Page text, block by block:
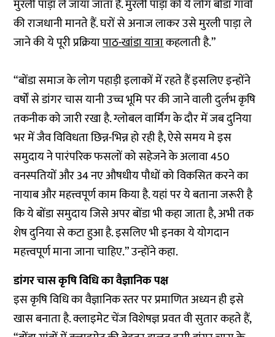
मुरली पाड़ा ले जाया जाता है. मुरली पाड़ा को ये लोग बोंडा गांवों
की राजधानी मानते हैं. घरों से अनाज लाकर उसे मुरली पाड़ा ले
जाने की ये पूरी प्रक्रियापाठ-खांडा यात्राकहलाती है.”
“बोंडा समाज के लोग पहाड़ी इलाकों में रहते हैं इसलिए इन्होंने
वर्षों से डांगर चास यानी उच्च भूमि पर की जाने वाली दुर्लभ कृषि
तकनीक को जारी रखा है. ग्लोबल वार्मिंग के दौर में जब दुनिया
भर में जैव विविधता छिन्न-भिन्न हो रही है, ऐसे समय मे इस
समुदाय ने पारंपरिक फसलों को सहेजने के अलावा 450
वनस्पतियों और 34 नए औषधीय पौधों को विकसित करने का
नायाब और महत्त्वपूर्ण काम किया है. यहां पर ये बताना जरूरी है
कि ये बोंडा समुदाय जिसे अपर बोंडा भी कहा जाता है, अभी तक
शेष दुनिया से कटा हुआ है. इसलिए भी इनका ये योगदान
महत्त्वपूर्ण माना जाना चाहिए.” उन्होंने कहा.
डांगर चास कृषि विधि का वैज्ञानिक पक्ष
इस कृषि विधि का वैज्ञानिक स्तर पर प्रमाणित अध्यन ही इसे
खास बनाता है. क्लाइमेट चेंज विशेषज्ञ प्रवत वी सुतार कहते हैं,